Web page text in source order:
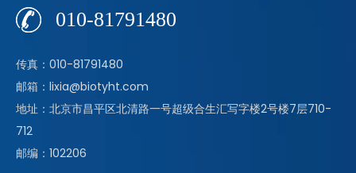
010-81791480
传真：010-81791480
邮箱：lixia@biotyht.com
地址：北京市昌平区北清路一号超级合生汇写字楼2号楼7层710-
712
邮编：102206